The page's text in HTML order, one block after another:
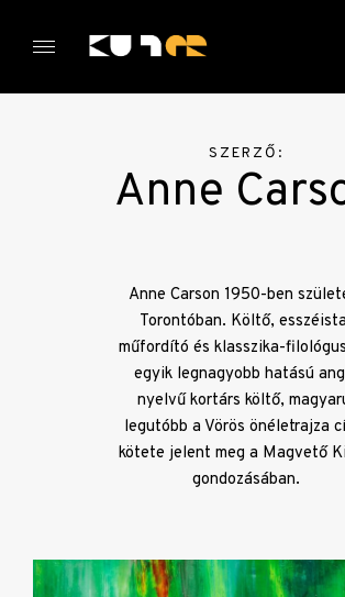
KULTer.hu
SZERZŐ:
Anne
Anne Carson 1950-ben
Torontóban. Költő,
műfordító és klasszika-
egyik legnagyobb hatású
nyelvű kortárs költő,
legutóbb a Vörös önéletrajza
kötete jelent meg a Magvető
gondozásában.